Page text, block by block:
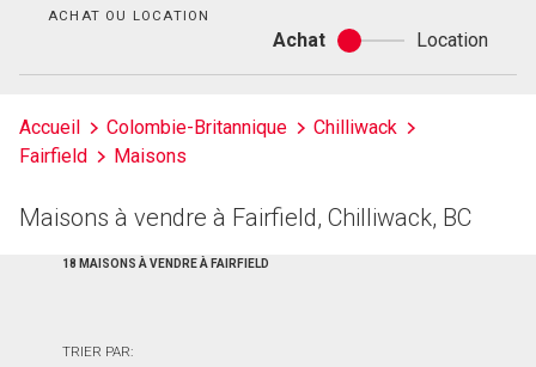
ACHAT OU LOCATION
Achat
Achat
ou
Location
Accueil Colombie-Britannique
Chilliwack
Fairfield
Maisons
Maisons à vendre à Fairfield, Chilliwack, BC
18 MAISONS À VENDRE À FAIRFIELD
TRIER PAR: